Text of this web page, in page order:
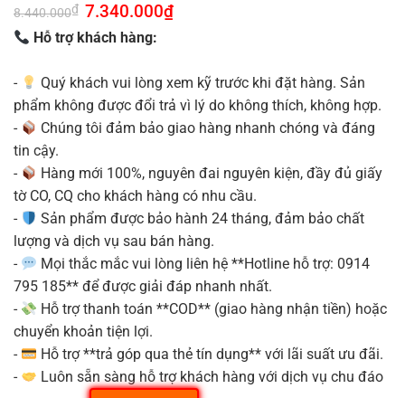
8.440.000₫ Giá
gốc
là:
8.440.000₫.
7.340.000₫Giá
Hỗ trợ khách hàng:
-
Quý khách vui lòng xem kỹ trước khi đặt hàng. Sản
phẩm không được đổi trả vì lý do không thích, không hợp.
-
Chúng tôi đảm bảo giao hàng nhanh chóng và đáng
tin cậy.
-
Hàng mới 100%, nguyên đai nguyên kiện, đầy đủ giấy
tờ CO, CQ cho khách hàng có nhu cầu.
-
Sản phẩm được bảo hành 24 tháng, đảm bảo chất
lượng và dịch vụ sau bán hàng.
-
Mọi thắc mắc vui lòng liên hệ **Hotline hỗ trợ: 0914
795 185** để được giải đáp nhanh nhất.
-
Hỗ trợ thanh toán **COD** (giao hàng nhận tiền) hoặc
chuyển khoản tiện lợi.
-
Hỗ trợ **trả góp qua thẻ tín dụng** với lãi suất ưu đãi.
-
Luôn sẵn sàng hỗ trợ khách hàng với dịch vụ chu đáo